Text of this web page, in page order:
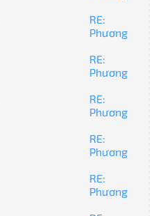
RE:
Phương
RE:
Phương
RE:
Phương
RE:
Phương
RE:
Phương